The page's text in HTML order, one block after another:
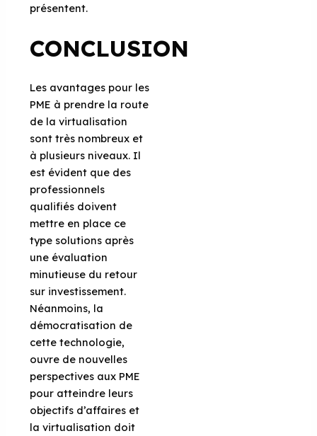
présentent.
CONCLUSION
Les avantages pour les
PME à prendre la route
de la virtualisation
sont très nombreux et
à plusieurs niveaux. Il
est évident que des
professionnels
qualifiés doivent
mettre en place ce
type solutions après
une évaluation
minutieuse du retour
sur investissement.
Néanmoins, la
démocratisation de
cette technologie,
ouvre de nouvelles
perspectives aux PME
pour atteindre leurs
objectifs d’affaires et
la virtualisation doit